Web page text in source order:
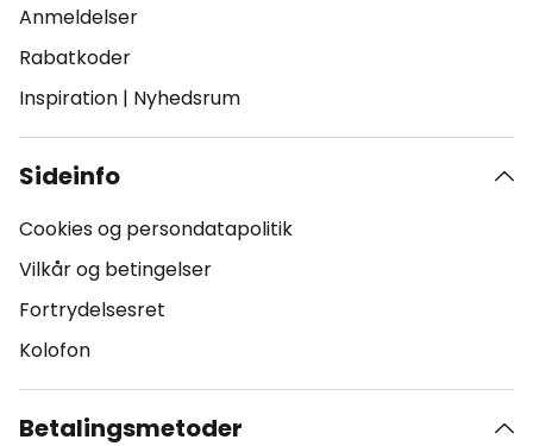
Anmeldelser
Rabatkoder
Inspiration | Nyhedsrum
Sideinfo
Cookies og persondatapolitik
Vilkår og betingelser
Fortrydelsesret
Kolofon
Betalingsmetoder